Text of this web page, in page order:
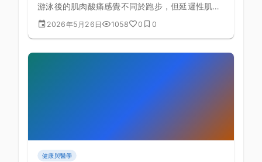
游泳後的肌肉酸痛感覺不同於跑步，但延遲性肌肉
酸痛（DOMS）同樣會影響訓練效果。本文解析游
泳特異性 DOMS 的成因，並提供冷熱水療、主動
2026年5月26日 1058 0 0
健康與醫學